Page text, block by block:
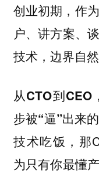
创业初期，作
户、讲方案、
技术，边界自然
从CTO到
步被“逼”出来
技术吃饭，那
为只有你最懂